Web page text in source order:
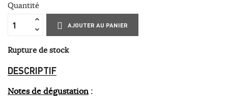
Quantité
AJOUTER AU PANIER
Rupture de stock
DESCRIPTIF
Notes de dégustation :